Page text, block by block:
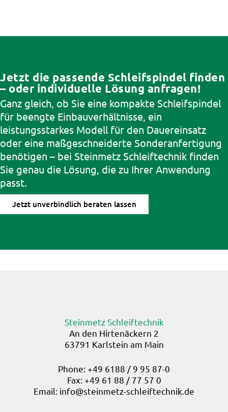
Jetzt die passende Schleifspindel finden
– oder individuelle Lösung anfragen!
Ganz gleich, ob Sie eine kompakte Schleifspindel
für beengte Einbauverhältnisse, ein
leistungsstarkes Modell für den Dauereinsatz
oder eine maßgeschneiderte Sonderanfertigung
benötigen – bei Steinmetz Schleiftechnik finden
Sie genau die Lösung, die zu Ihrer Anwendung
passt.
Jetzt unverbindlich beraten lassen
Steinmetz Schleiftechnik
An den Hirtenäckern 2
63791 Karlstein am Main
Phone: +49 6188 / 9 95 87-0
Fax: +49 61 88 / 77 57 0
Email: info@steinmetz-schleiftechnik.de